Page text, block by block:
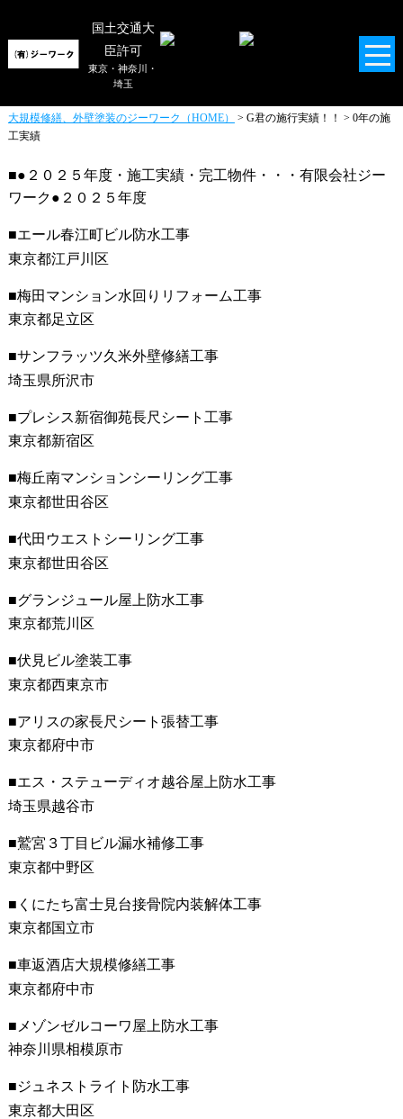
国土交通大
臣許可
東京・神奈川・
埼玉
小さな工事から
大規模修繕工事まで
施工実績の一部をご紹介！！
大規模修繕、外壁塗装のジーワーク（HOME）
> G君の施行実績！！ > 0年の施
工実績
●２０２５年度・施工実績・完工物件・・・有限会社ジー
ワーク●２０２５年度
エール春江町ビル防水工事
東京都江戸川区
梅田マンション水回りリフォーム工事
東京都足立区
サンフラッツ久米外壁修繕工事
埼玉県所沢市
プレシス新宿御苑長尺シート工事
東京都新宿区
梅丘南マンションシーリング工事
東京都世田谷区
代田ウエストシーリング工事
東京都世田谷区
グランジュール屋上防水工事
東京都荒川区
伏見ビル塗装工事
東京都西東京市
アリスの家長尺シート張替工事
東京都府中市
エス・ステューディオ越谷屋上防水工事
埼玉県越谷市
鷲宮３丁目ビル漏水補修工事
東京都中野区
くにたち富士見台接骨院内装解体工事
東京都国立市
車返酒店大規模修繕工事
東京都府中市
メゾンゼルコーワ屋上防水工事
神奈川県相模原市
ジュネストライト防水工事
東京都大田区